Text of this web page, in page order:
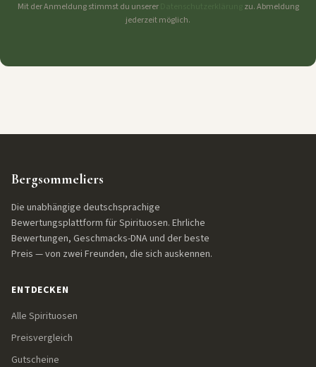
Mit der Anmeldung stimmst du unserer
zu. Abmeldung
jederzeit möglich.
Bergsommeliers
Die unabhängige deutschsprachige
Bewertungsplattform für Spirituosen. Ehrliche
Bewertungen, Geschmacks-DNA und der beste
Preis — von zwei Freunden, die sich auskennen.
ENTDECKEN
Alle Spirituosen
Preisvergleich
Gutscheine